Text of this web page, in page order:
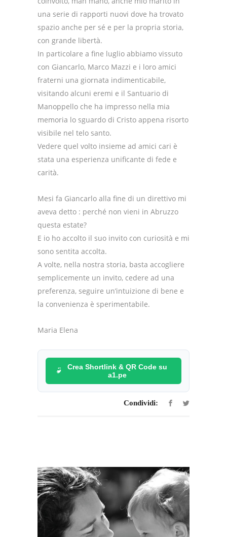
una serie di rapporti nuovi dove ha trovato
spazio anche per sé e per la propria storia,
con grande libertà.
In particolare a fine luglio abbiamo vissuto
con Giancarlo, Marco Mazzi e i loro amici
fraterni una giornata indimenticabile,
visitando alcuni eremi e il Santuario di
Manoppello che ha impresso nella mia
memoria lo sguardo di Cristo appena risorto
visibile nel telo santo.
Vedere quel volto insieme ad amici cari è
stata una esperienza unificante di fede e
carità.
Mesi fa Giancarlo alla fine di un direttivo mi
aveva detto : perché non vieni in Abruzzo
questa estate?
E io ho accolto il suo invito con curiosità e mi
sono sentita accolta.
A volte, nella nostra storia, basta accogliere
semplicemente un invito, cedere ad una
preferenza, seguire un’intuizione di bene e
la convenienza è sperimentabile.
Maria Elena
Crea Shortlink & QR Code su
a1.pe
Condividi: